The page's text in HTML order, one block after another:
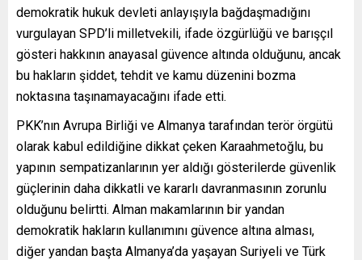
demokratik hukuk devleti anlayışıyla bağdaşmadığını
vurgulayan SPD’li milletvekili, ifade özgürlüğü ve barışçıl
gösteri hakkının anayasal güvence altında olduğunu, ancak
bu hakların şiddet, tehdit ve kamu düzenini bozma
noktasına taşınamayacağını ifade etti.
PKK’nın Avrupa Birliği ve Almanya tarafından terör örgütü
olarak kabul edildiğine dikkat çeken Karaahmetoğlu, bu
yapının sempatizanlarının yer aldığı gösterilerde güvenlik
güçlerinin daha dikkatli ve kararlı davranmasının zorunlu
olduğunu belirtti. Alman makamlarının bir yandan
demokratik hakların kullanımını güvence altına alması,
diğer yandan başta Almanya’da yaşayan Suriyeli ve Türk